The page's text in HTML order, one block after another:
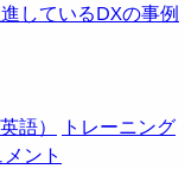
しているDXの事例
語）
トレーニング
メント